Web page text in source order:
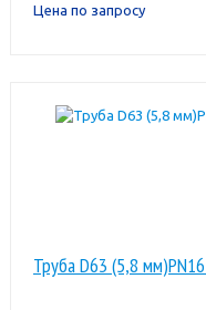
Цена по запросу
Труба D63 (5,8